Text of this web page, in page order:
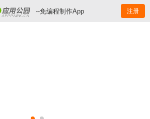
--免编程制作App 注册